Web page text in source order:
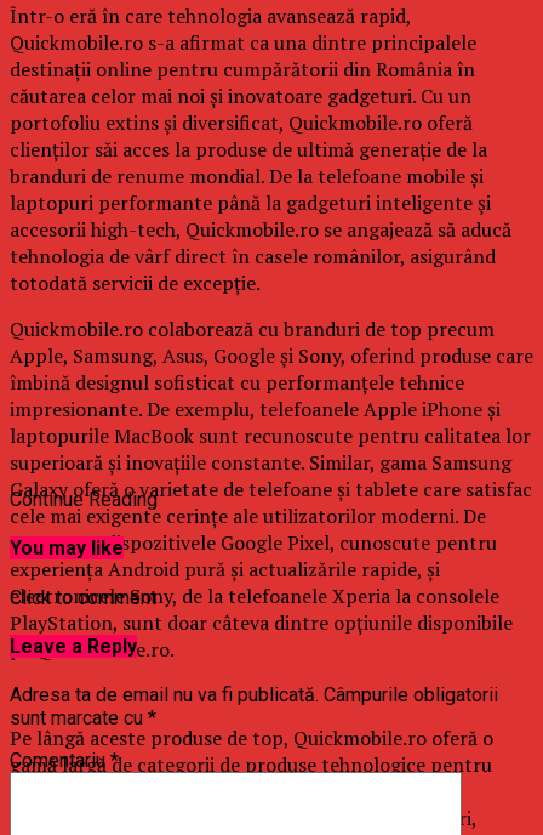
Într-o eră în care tehnologia avansează rapid,
Quickmobile.ro s-a afirmat ca una dintre principalele
destinații online pentru cumpărătorii din România în
căutarea celor mai noi și inovatoare gadgeturi. Cu un
portofoliu extins și diversificat, Quickmobile.ro oferă
clienților săi acces la produse de ultimă generație de la
branduri de renume mondial. De la telefoane mobile și
laptopuri performante până la gadgeturi inteligente și
accesorii high-tech, Quickmobile.ro se angajează să aducă
tehnologia de vârf direct în casele românilor, asigurând
totodată servicii de excepție.
Quickmobile.ro colaborează cu branduri de top precum
Apple, Samsung, Asus, Google și Sony, oferind produse care
îmbină designul sofisticat cu performanțele tehnice
impresionante. De exemplu, telefoanele Apple iPhone și
laptopurile MacBook sunt recunoscute pentru calitatea lor
superioară și inovațiile constante. Similar, gama Samsung
Galaxy oferă o varietate de telefoane și tablete care satisfac
cele mai exigente cerințe ale utilizatorilor moderni. De
asemenea, dispozitivele Google Pixel, cunoscute pentru
experiența Android pură și actualizările rapide, și
electronicele Sony, de la telefoanele Xperia la consolele
PlayStation, sunt doar câteva dintre opțiunile disponibile
pe Quickmobile.ro.
Pe lângă aceste produse de top, Quickmobile.ro oferă o
gamă largă de categorii de produse tehnologice pentru
telefoane mobile, tablete, smartwatch-uri, laptopuri,
Continue Reading
You may like
Click to comment
Leave a Reply
Adresa ta de email nu va fi publicată. Câmpurile obligatorii
sunt marcate cu *
Comentariu *